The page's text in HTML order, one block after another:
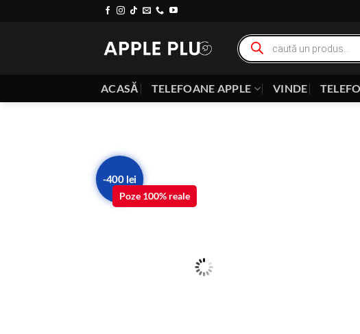
Products
search
ACASĂ TELEFOANE APPLE VINDE
-400 lei
Poze 100% reale